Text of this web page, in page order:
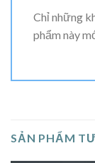
Chỉ những
phẩm này
SẢN PHẨM